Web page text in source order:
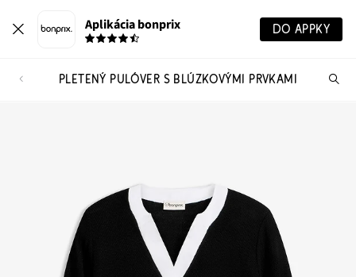
Aplikácia bonprix DO APPKY
PLETENÝ PULÓVER S BLÚZKOVÝMI PRVKAMI